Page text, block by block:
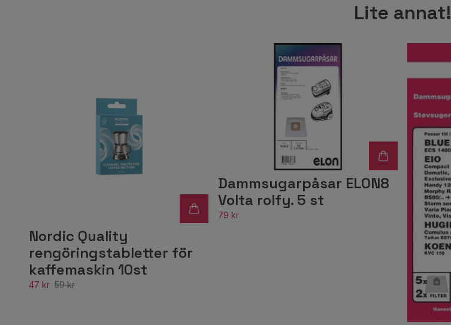
Lite annat!
Nordic Quality
rengöringstabletter för
kaffemaskin 10st
47 kr 59 kr
Dammsugarpåsar ELON8
Volta rolfy. 5 st
79 kr